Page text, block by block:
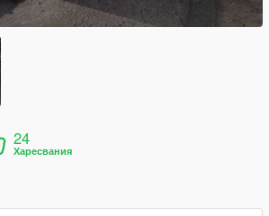
24
Харесвания